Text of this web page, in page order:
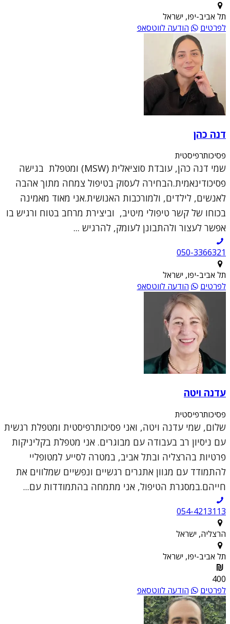
תל אביב-יפו, ישראל
לפרטים
הודעה לווטסאפ
דנה כהן
פסיכותרפיסטית
שמי דנה כהן, עובדת סוציאלית (MSW) ומטפלת בגישה
פסיכודינאמית.הבחירה לעסוק בטיפול צמחה מתוך אהבה
לאנשים, לילדים, ולמורכבות האנושית.אני מאוד מאמינה
בכוחו של קשר טיפולי מיטיב, וביצירת מרחב בטוח ורגיש בו
אפשר לעצור ולהתבונן לעומק, להרגיש ...
050-3366321
תל אביב-יפו, ישראל
לפרטים
הודעה לווטסאפ
עדנה ויטה
פסיכותרפיסטית
שלום, שמי עדנה ויטה, ואני פסיכותרפיסטית ומטפלת רגשית
עם ניסיון רב בעבודה עם מבוגרים. אני מטפלת בקליניקות
פרטיות בהרצליה ובתל אביב, במטרה לסייע למטופליי
להתמודד עם מגוון אתגרים רגשיים ונפשיים שמלווים את
חייהם.במסגרת הטיפול, אני מתמחה בהתמודדות עם...
054-4213113
הרצליה, ישראל
תל אביב-יפו, ישראל
400
לפרטים
הודעה לווטסאפ